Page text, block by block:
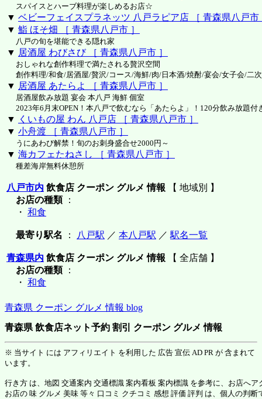
スパイスとハーブ料理が楽しめるお店☆
▼ ベビーフェイスプラネッツ 八戸ラピア店 ［ 青森県八戸市
▼ 鮨 ほそ畑 ［ 青森県八戸市 ］
八戸の旬を堪能できる隠れ家
▼ 居酒屋 わびさび ［ 青森県八戸市 ］
おしゃれな創作料理で満たされる贅沢空間
創作料理/和食/居酒屋/贅沢/コース/海鮮/肉/日本酒/焼酎/宴会/女子会/二
▼ 居酒屋 あたらよ ［ 青森県八戸市 ］
居酒屋飲み放題 宴会 本八戸 海鮮 個室
2023年6月末OPEN！本八戸で飲むなら「あたらよ」！120分飲み放題付
▼
くいもの屋 わん 八戸店 ［ 青森県八戸市 ］
▼ 小舟渡 ［ 青森県八戸市 ］
うにあわび解禁！旬のお刺身盛合せ2000円～
▼ 海カフェたねさし ［ 青森県八戸市 ］
種差海岸無料休憩所
八戸市内 飲食店 クーポン グルメ 情報 【 地域別 】
お店の種類：
・ 和食
最寄り駅名 ： 八戸駅 ／ 本八戸駅 ／ 駅名一覧
青森県内 飲食店 クーポン グルメ 情報 【 全店舗 】
お店の種類：
・ 和食
青森県 クーポン グルメ 情報 blog
青森県 飲食店ネット予約 割引 クーポン グルメ 情報
※ 当サイト には アフィリエイト を利用した 広告 宣伝 AD PR が 含まれて
います。
行き方 は、地図 交通案内 交通標識 案内看板 案内標識 を参考に、お店へア
お店の 味 グルメ 美味 等々 口コミ クチコミ 感想 評価 評判 は、個人の判断